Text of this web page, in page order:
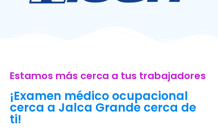
Estamos más cerca a tus trabajadores
¡Examen médico ocupacional
cerca a Jalca Grande cerca de
ti!